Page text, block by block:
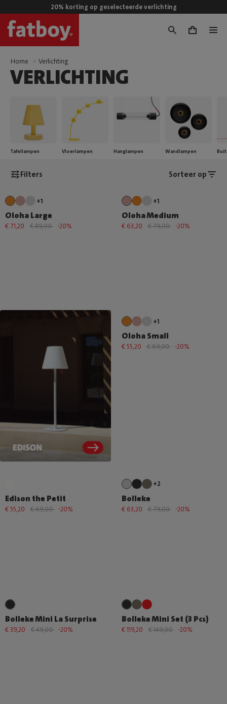
20% korting op geselecteerde verlichting
0
Home Verlichting
VERLICHTING
Tafellampen Vloerlampen Hanglampen Wandlampen
Filters Sorteer op
+1
Oloha Large
€ 71,20 € 89,00 -20%
+1
Oloha Medium
€ 63,20 € 79,00 -20%
+1
Oloha Small
€ 55,20 € 69,00 -20%
Edison the Petit
€ 55,20 € 69,00 -20%
+2
Bolleke
€ 63,20 € 79,00 -20%
Bolleke Mini La Surprise
€ 39,20 € 49,00 -20%
Bolleke Mini Set (3 Pcs)
€ 119,20 € 149,00 -20%